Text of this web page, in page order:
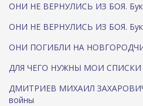
ОНИ НЕ ВЕРНУЛИСЬ ИЗ БОЯ.
ОНИ НЕ ВЕРНУЛИСЬ ИЗ БОЯ.
ОНИ ПОГИБЛИ НА
ДЛЯ ЧЕГО НУЖНЫ МОИ СПИСКИ
ДМИТРИЕВ МИХАИЛ
войны